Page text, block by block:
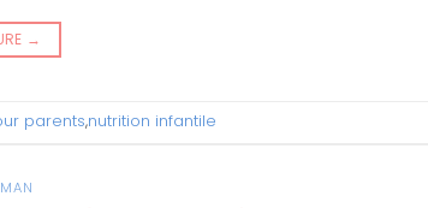
→
parents,nutrition infantile